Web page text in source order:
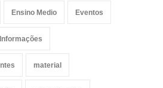
Ensino Medio Eventos
Informações
material